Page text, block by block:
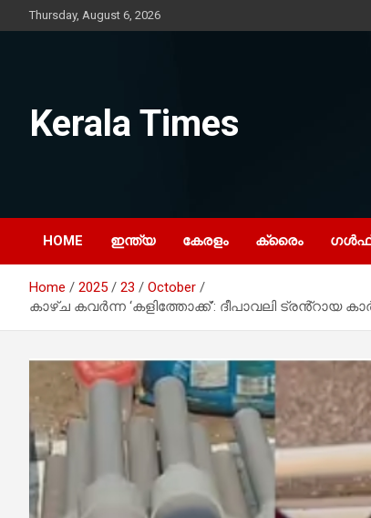
to
Thursday, August 6, 2026
Kerala Times
HOME ഇന്ത്യ കേരളം ക്രൈം ഗൾഫ്
Home 2025 23
October
കാഴ്ച കവർന്ന ‘കളിത്തോക്ക്’: ദീപാവലി ട്രൻ്റായ